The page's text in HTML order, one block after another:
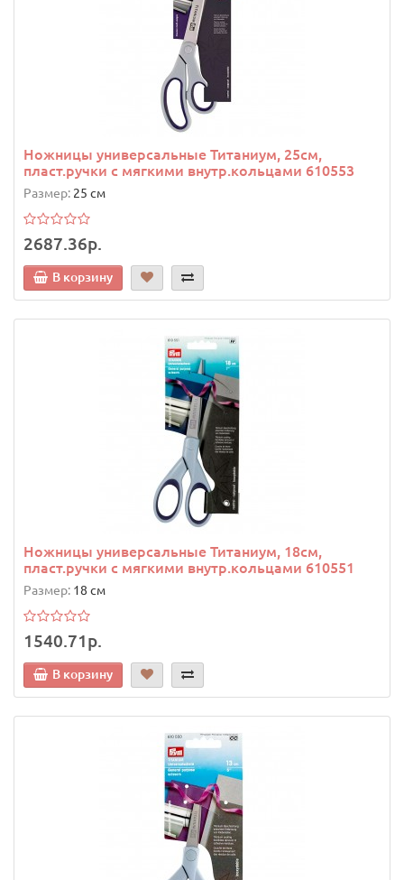
Ножницы универсальные Титаниум, 25см,
пласт.ручки с мягкими внутр.кольцами 610553
Размер: 25 см
2687.36р.
В корзину
Ножницы универсальные Титаниум, 18см,
пласт.ручки с мягкими внутр.кольцами 610551
Размер: 18 см
1540.71р.
В корзину